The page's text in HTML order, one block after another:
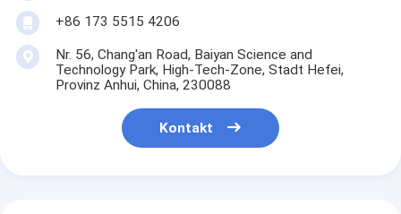
+86 173 5515 4206
Nr. 56, Chang'an Road, Baiyan Science and
Technology Park, High-Tech-Zone, Stadt Hefei,
Provinz Anhui, China, 230088
Kontakt